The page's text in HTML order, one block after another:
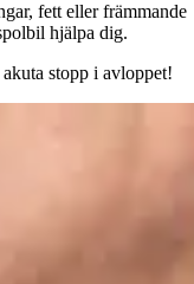
fett eller främmande
hjälpa dig.
stopp i avloppet!